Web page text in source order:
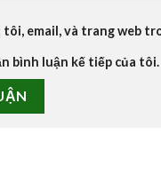
tôi, email, và trang web
bình luận kế tiếp của tôi.